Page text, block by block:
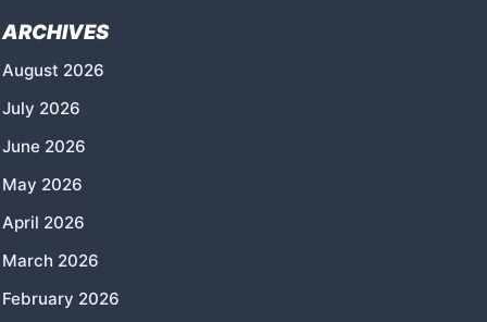
ARCHIVES
August 2026
July 2026
June 2026
May 2026
April 2026
March 2026
February 2026